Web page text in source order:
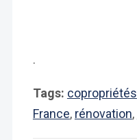
.
Tags: copropriétés
France, rénovation,